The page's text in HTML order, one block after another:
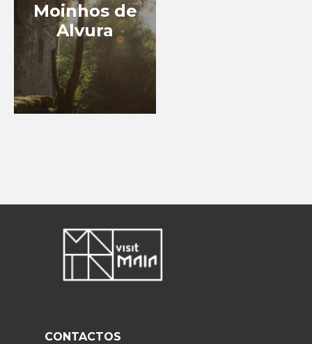
Moinhos de
Alvura
CONTACTOS